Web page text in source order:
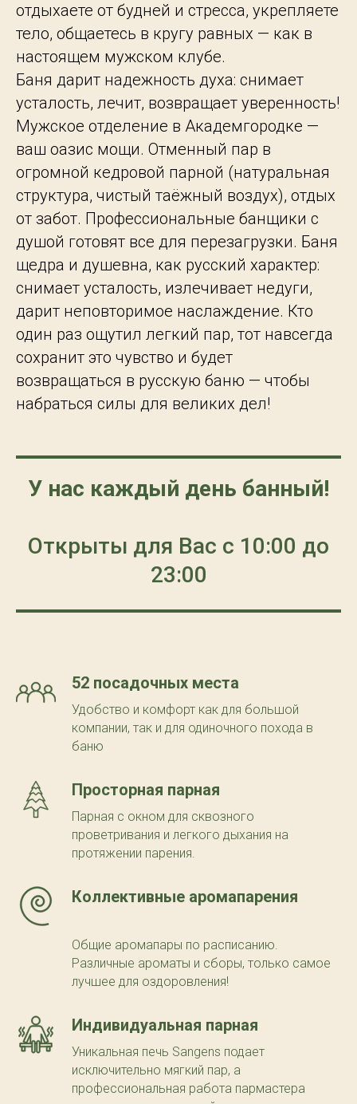
отдыхаете от будней и стресса, укрепляете
тело, общаетесь в кругу равных — как в
настоящем мужском клубе.
Баня дарит надежность духа: снимает
усталость, лечит, возвращает уверенность!
Мужское отделение в Академгородке —
ваш оазис мощи. Отменный пар в
огромной кедровой парной (натуральная
структура, чистый таёжный воздух), отдых
от забот. Профессиональные банщики с
душой готовят все для перезагрузки. Баня
щедра и душевна, как русский характер:
снимает усталость, излечивает недуги,
дарит неповторимое наслаждение. Кто
один раз ощутил легкий пар, тот навсегда
сохранит это чувство и будет
возвращаться в русскую баню — чтобы
набраться силы для великих дел!
У нас каждый день банный!
Открыты для Вас с 10:00 до
23:00
52 посадочных места
Удобство и комфорт как для большой
компании, так и для одиночного похода в
баню
Просторная парная
Парная с окном для сквозного
проветривания и легкого дыхания на
протяжении парения.
Коллективные аромапарения
Общие аромапары по расписанию.
Различные ароматы и сборы, только самое
лучшее для оздоровления!
Индивидуальная парная
Уникальная печь Sangens подает
исключительно мягкий пар, а
профессиональная работа пармастера